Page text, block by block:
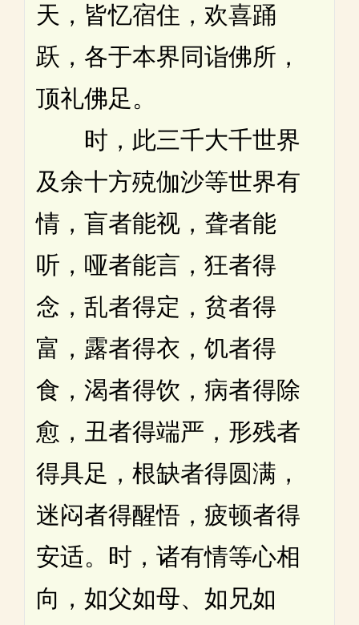
天，皆忆宿住，欢喜踊
跃，各于本界同诣佛所，
顶礼佛足。
时，此三千大千世界
及余十方殑伽沙等世界有
情，盲者能视，聋者能
听，哑者能言，狂者得
念，乱者得定，贫者得
富，露者得衣，饥者得
食，渴者得饮，病者得除
愈，丑者得端严，形残者
得具足，根缺者得圆满，
迷闷者得醒悟，疲顿者得
安适。时，诸有情等心相
向，如父如母、如兄如